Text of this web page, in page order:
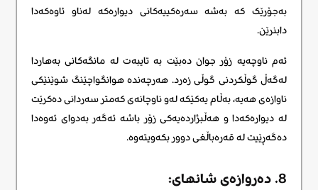
بەجۆرێک کە بەشە سەرەکییەکانی دیوارەکە لەناو ئاوەکەدا
دابنرێن.
ئەم ناوچەیە زۆر جوان دەبێت بە تایبەت لە مانگەکانی بەهاردا
لەگەڵ گوڵکردنی گوڵی زەرد. هەرچەندە هوانگواچێنگ شوێنێکی
ناوازەی هەیە، بەڵام یەکێکە لەو ناوچانەی کەمتر سەردانی دەکرێت
لە دیوارەکەدا و هەڵبژاردەیەکی زۆر باشە ئەگەر بەدوای ئەوەدا
دەگەڕێیت لە قەرەباڵغی دوور بکەویتەوە.
8. دەروازەی شانهای: